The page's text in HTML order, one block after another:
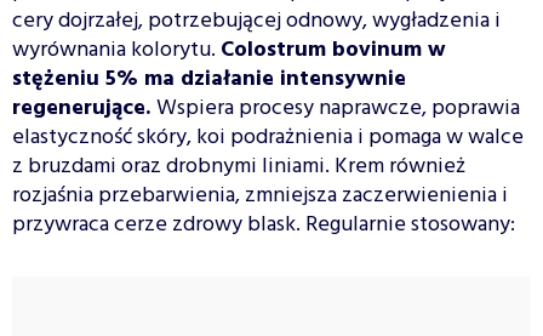
cery dojrzałej, potrzebującej odnowy, wygładzenia i
wyrównania kolorytu. Colostrum bovinum w
stężeniu 5% ma działanie intensywnie
regenerujące.Wspiera procesy naprawcze, poprawia
elastyczność skóry, koi podrażnienia i pomaga w walce
z bruzdami oraz drobnymi liniami. Krem również
rozjaśnia przebarwienia, zmniejsza zaczerwienienia i
przywraca cerze zdrowy blask. Regularnie stosowany: